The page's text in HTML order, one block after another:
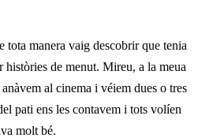
tota manera vaig descobrir que tenia
històries de menut. Mireu, a la meua
al cinema i véiem dues o tres
pati ens les contavem i tots volíen
molt bé.